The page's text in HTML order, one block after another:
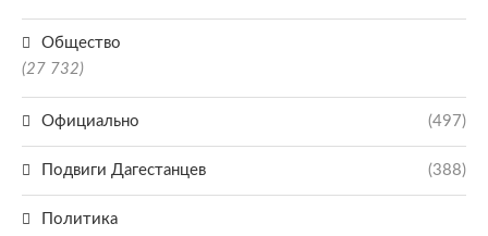
Общество
(27 732)
Официально (497)
Подвиги Дагестанцев (388)
Политика